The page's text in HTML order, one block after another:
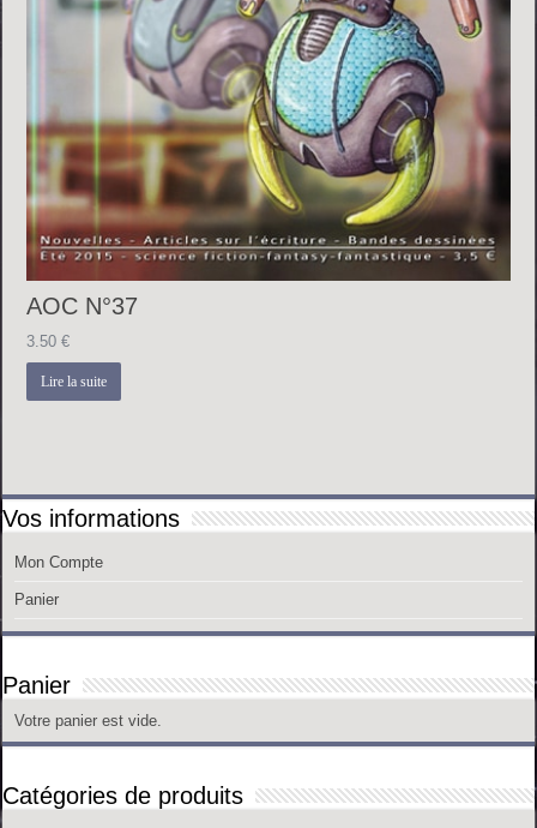
AOC N°37
3.50€
Lire la suite
Vos informations
Mon Compte
Panier
Panier
Votre panier est vide.
Catégories de produits